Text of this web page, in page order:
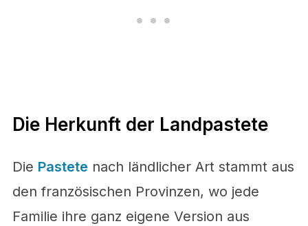
Die Herkunft der Landpastete
Die Pastete nach ländlicher Art stammt aus
den französischen Provinzen, wo jede
Familie ihre ganz eigene Version aus